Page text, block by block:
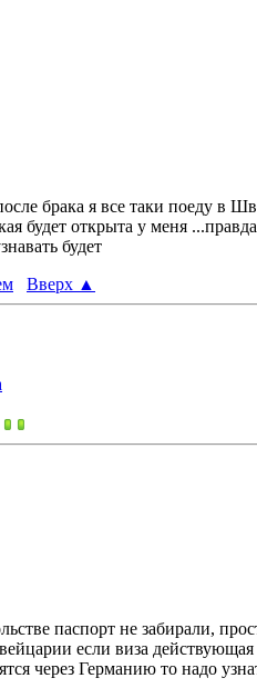
брака я все таки поеду в
будет открыта у меня
будет
Вверх ▲
паспорт не забирали,
если виза
через Германию то надо